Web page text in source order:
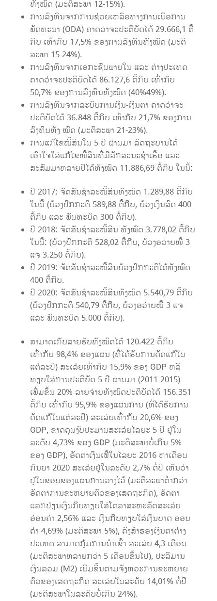
ທັງໝົດ (ມະຕິສະພາ 12-15%).
ການລົງທຶນຈາກການຊ່ວຍເຫລືອທາງການເພື່ອການ
ພັດທະນາ (ODA) ຄາດວ່າຈະປະຕິບັດໄດ້ 29.666,1 ຕື້
ກີບ ເທົ່າກັບ 17,5% ຂອງການລົງທຶນທັງໝົດ (ມະຕິ
ສະພາ 15-24%).
ການລົງທຶນຈາກເອກະຊົນພາຍໃນ ແລະ ຕ່າງປະເທດ
ຄາດວ່າຈະປະຕິບັດໄດ້ 86.127,6 ຕື້ກີບ ເທົ່າກັບ
50,7% ຂອງການລົງທຶນທັງໝົດ (40%49%).
ການລົງທຶນຈາກລະບົບການເງິນ-ເງິນຕາ ຄາດວ່າຈະ
ປະຕິບັດໄດ້ 36.848 ຕື້ກີບ ເທົ່າກັບ 21,7% ຂອງການ
ລົງທຶນທັງ ໝົດ (ມະຕິສະພາ 21-23%).
ການແກ້ໄຂໜີ້ສິນໃນ 5 ປີ ຜ່ານມາ ລັດຖະບານໄດ້
ເອົາໃຈໃສ່ແກ້ໄຂໜີ້ສິນທີ່ມີລັກສະນະຊໍາເຮື້ອ ແລະ
ສະສົມມາຫລາຍປີໄດ້ທັງໝົດ 11.886,69 ຕື້ກີບ ໃນນີ້:
ປີ 2017: ຈັດສັນຊໍາລະໜີ້ສິນທັງໝົດ 1.289,88 ຕື້ກີບ
ໃນນີ້ (ບ້ວງປົກກະຕິ 589,88 ຕື້ກີບ, ບ້ວງເງິນສົດ 400
ຕື້ກີບ ແລະ ພັນທະບັດ 300 ຕື້ກີບ).
ປີ 2018: ຈັດສັນຊໍາລະໜີ້ສິນ ທັງໝົດ 3.778,02 ຕື້ກີບ
ໃນນີ້: (ບ້ວງປົກກະຕິ 528,02 ຕື້ກີບ, ບ້ວງອວ່າຍໜີ້ 3
ແຈ 3.250 ຕື້ກີບ).
ປີ 2019: ຈັດສັນຊໍາລະໜີ້ສິນບ້ວງປົກກະຕິໄດ້ທັງໝົດ
400 ຕື້ກີບ.
ປີ 2020: ຈັດສັນຊໍາລະໜີ້ສິນທັງໝົດ 5.540,79 ຕື້ກີບ
(ບ້ວງປົກກະຕິ 540,79 ຕື້ກີບ, ບ້ວງອວ່າຍໜີ້ 3 ແຈ
ແລະ ພັນທະບັດ 5.000 ຕື້ກີບ).
ສາມາດເກັບລາຍຮັບທັງໝົດໄດ້ 120.422 ຕື້ກີບ
ເທົ່າກັບ 98,4% ຂອງແຜນ (ທີ່ໄດ້ຮັບການດັດແກ້ໃນ
ແຕ່ລະປີ) ສະເລ່ຍເທົ່າກັບ 15,9% ຂອງ GDP ຫລື
ທຽບໃສ່ການປະຕິບັດ 5 ປີ ຜ່ານມາ (2011-2015)
ເພີ່ມຂຶ້ນ 20% ລາຍຈ່າຍທັງໝົດປະຕິບັດໄດ້ 156.351
ຕື້ກີບ ເທົ່າກັບ 95,9% ຂອງແຜນການ (ທີ່ໄດ້ຮັບການ
ດັດແກ້ໃນແຕ່ລະປີ) ສະເລ່ຍເທົ່າກັບ 20,6% ຂອງ
GDP, ຂາດດຸນງົບປະມານສະເລ່ຍໄລຍະ 5 ປີ ຢູ່ໃນ
ລະດັບ 4,73% ຂອງ GDP (ມະຕິສະພາບໍ່ເກີນ 5%
ຂອງ GDP), ອັດຕາເງິນເຟີ້ໃນໄລຍະ 2016 ຫາເດືອນ
ກັນຍາ 2020 ສະເລ່ຍຢູ່ໃນລະດັບ 2,7% ຕໍ່ປີ ເຫັນວ່າ
ຢູ່ໃນຂອບຂອງແຜນການວາງໄວ້ (ມະຕິສະພາຕໍ່າກວ່າ
ອັດຕາການຂະຫຍາຍຕົວຂອງເສດຖະກິດ), ອັດຕາ
ແລກປ່ຽນເງິນກີບທຽບໃສ່ໂດລາສະຫະລັດສະເລ່ຍ
ອ່ອນຄ່າ 2,56% ແລະ ເງິນກີບທຽບໃສ່ເງິນບາດ ອ່ອນ
ຄ່າ 4,69% (ມະຕິສະພາ 5%), ຄັງສໍາຮອງເງິນຕາຕ່າງ
ປະເທດ ສາມາດກຸ້ມການນໍາເຂົ້າ ສະເລ່ຍ 4,3 ເດືອນ
(ມະຕິສະພາຫລາຍກວ່າ 5 ເດືອນຂຶ້ນໄປ), ປະລິມານ
ເງິນລວມ (M2) ເພີ່ມຂຶ້ນຕາມຈັງຫວະການຂະຫຍາຍ
ຕົວຂອງເສດຖະກິດ ສະເລ່ຍໃນລະດັບ 14,01% ຕໍ່ປີ
(ມະຕິສະພາໃນລະດັບບໍ່ເກີນ 24%).